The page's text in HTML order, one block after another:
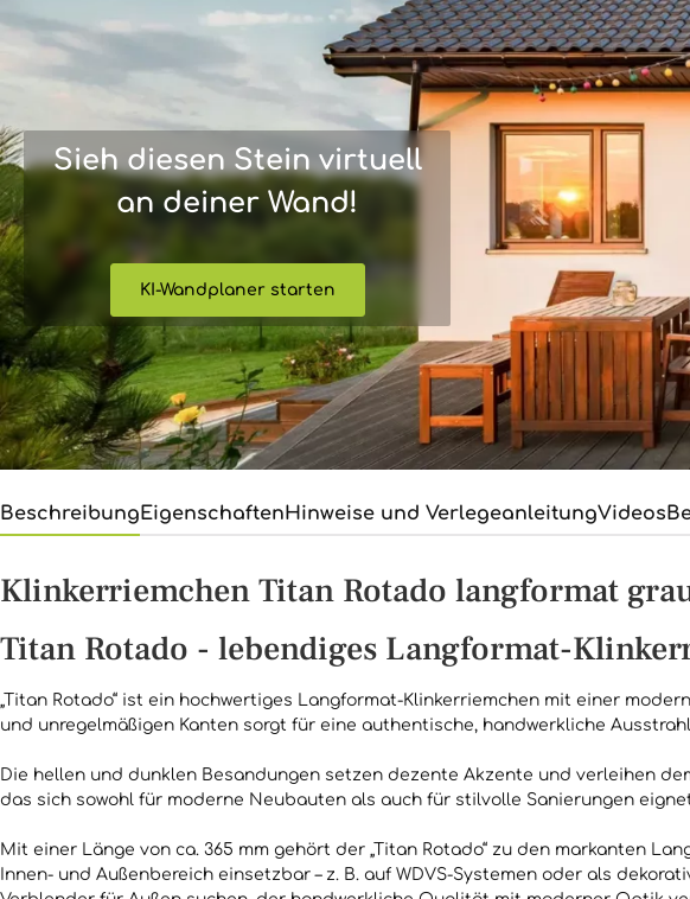
Sieh diesen Stein virtuell
an deiner Wand!
KI-Wandplaner starten
BeschreibungEigenschaftenHinweise und VerlegeanleitungVideos
Klinkerriemchen Titan Rotado langformat
Titan Rotado - lebendiges Langformat-
„Titan Rotado“ ist ein hochwertiges Langformat-Klinkerriemchen mit einer
und unregelmäßigen Kanten sorgt für eine authentische, handwerkliche
Die hellen und dunklen Besandungen setzen dezente Akzente und verleihen
das sich sowohl für moderne Neubauten als auch für stilvolle Sanierungen
Mit einer Länge von ca. 365 mm gehört der „Titan Rotado“ zu den markanten
Innen- und Außenbereich einsetzbar – z. B. auf WDVS-Systemen oder als